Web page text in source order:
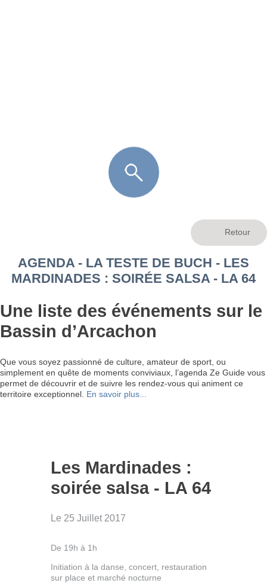
AGENDA - LA TESTE DE BUCH - LES
MARDINADES : SOIRÉE SALSA - LA 64
Une liste des événements sur le
Bassin d’Arcachon
Que vous soyez passionné de culture, amateur de sport, ou
simplement en quête de moments conviviaux, l’agenda Ze Guide vous
permet de découvrir et de suivre les rendez-vous qui animent ce
territoire exceptionnel. En savoir plus...
Les Mardinades :
soirée salsa - LA 64
Le 25 Juillet 2017
De 19h à 1h
Initiation à la danse, concert, restauration
sur place et marché nocturne